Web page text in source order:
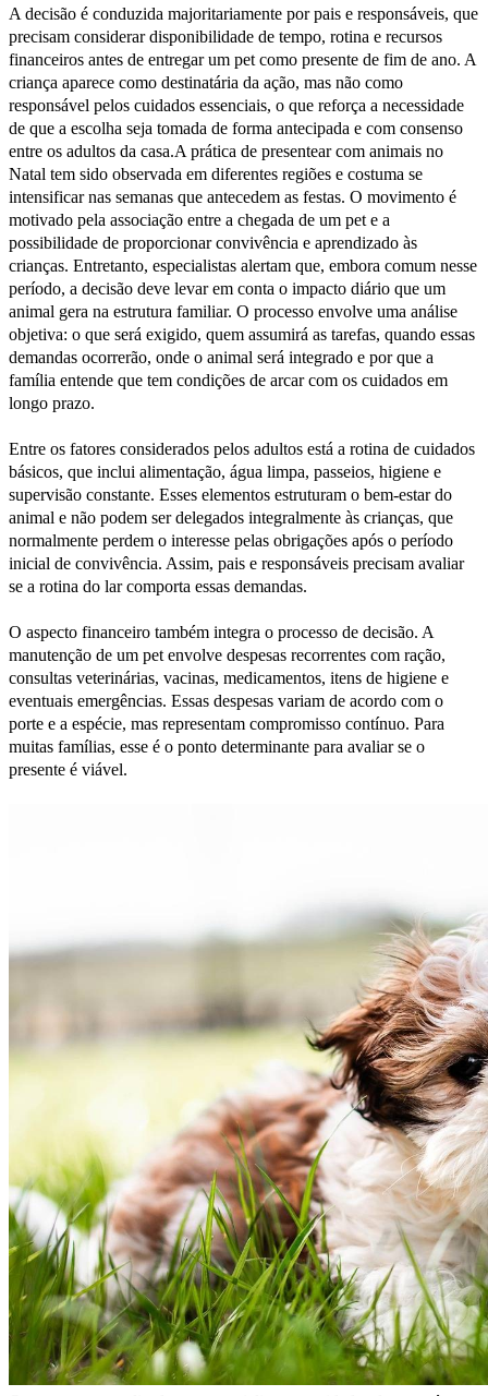
A decisão é conduzida majoritariamente por pais e responsáveis, que
precisam considerar disponibilidade de tempo, rotina e recursos
financeiros antes de entregar um pet como presente de fim de ano. A
criança aparece como destinatária da ação, mas não como
responsável pelos cuidados essenciais, o que reforça a necessidade
de que a escolha seja tomada de forma antecipada e com consenso
entre os adultos da casa.A prática de presentear com animais no
Natal tem sido observada em diferentes regiões e costuma se
intensificar nas semanas que antecedem as festas. O movimento é
motivado pela associação entre a chegada de um pet e a
possibilidade de proporcionar convivência e aprendizado às
crianças. Entretanto, especialistas alertam que, embora comum nesse
período, a decisão deve levar em conta o impacto diário que um
animal gera na estrutura familiar. O processo envolve uma análise
objetiva: o que será exigido, quem assumirá as tarefas, quando essas
demandas ocorrerão, onde o animal será integrado e por que a
família entende que tem condições de arcar com os cuidados em
longo prazo.
Entre os fatores considerados pelos adultos está a rotina de cuidados
básicos, que inclui alimentação, água limpa, passeios, higiene e
supervisão constante. Esses elementos estruturam o bem-estar do
animal e não podem ser delegados integralmente às crianças, que
normalmente perdem o interesse pelas obrigações após o período
inicial de convivência. Assim, pais e responsáveis precisam avaliar
se a rotina do lar comporta essas demandas.
O aspecto financeiro também integra o processo de decisão. A
manutenção de um pet envolve despesas recorrentes com ração,
consultas veterinárias, vacinas, medicamentos, itens de higiene e
eventuais emergências. Essas despesas variam de acordo com o
porte e a espécie, mas representam compromisso contínuo. Para
muitas famílias, esse é o ponto determinante para avaliar se o
presente é viável.